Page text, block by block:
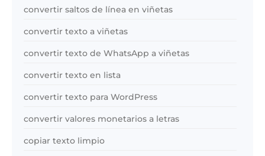
convertir saltos de línea en viñetas
convertir texto a viñetas
convertir texto de WhatsApp a viñetas
convertir texto en lista
convertir texto para WordPress
convertir valores monetarios a letras
copiar texto limpio